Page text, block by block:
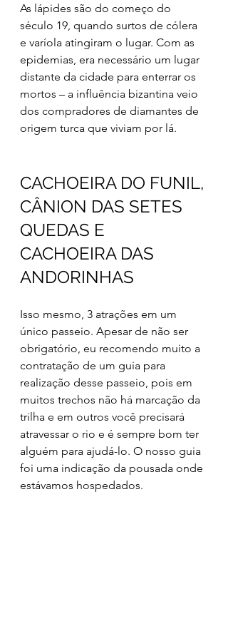
As lápides são do começo do
século 19, quando surtos de cólera
e varíola atingiram o lugar. Com as
epidemias, era necessário um lugar
distante da cidade para enterrar os
mortos – a influência bizantina veio
dos compradores de diamantes de
origem turca que viviam por lá.
CACHOEIRA DO FUNIL,
CÂNION DAS SETES
QUEDAS E
CACHOEIRA DAS
ANDORINHAS
Isso mesmo, 3 atrações em um
único passeio. Apesar de não ser
obrigatório, eu recomendo muito a
contratação de um guia para
realização desse passeio, pois em
muitos trechos não há marcação da
trilha e em outros você precisará
atravessar o rio e é sempre bom ter
alguém para ajudá-lo. O nosso guia
foi uma indicação da pousada onde
estávamos hospedados.